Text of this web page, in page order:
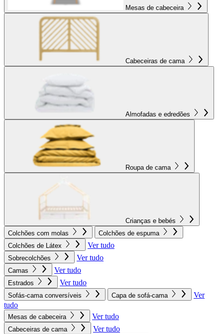
Mesas de cabeceira
Cabeceiras de cama
Almofadas e edredões
Roupa de cama
Crianças e bebés
Colchões com molas
Colchões de espuma
Colchões de Látex
Ver tudo
Sobrecolchões Ver tudo
Camas Ver tudo
Estrados Ver tudo
Sofás-cama conversíveis Capa de sofá-cama
Ver
tudo
Mesas de cabeceira Ver tudo
Cabeceiras de cama Ver tudo